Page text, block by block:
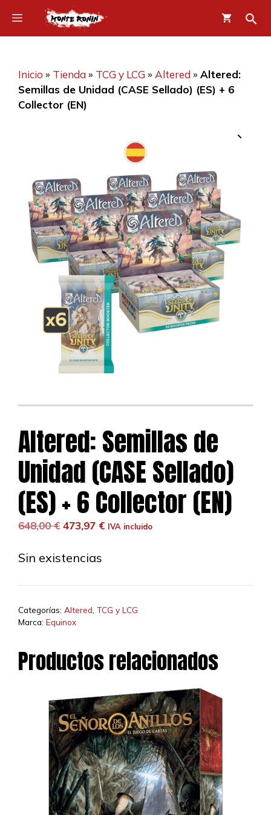
contenido
Menú
Inicio » Tienda» TCG y LCG » Altered » Altered:
Semillas de Unidad (CASE Sellado) (ES) + 6
Collector (EN)
Altered: Semillas de
Unidad (CASE Sellado)
(ES) + 6 Collector (EN)
648,00€ El
original
648,00 €.
473,97 €El
473,97 €.
IVA incluido
Sin existencias
Categorías: Altered TCG y LCG
Marca: Equinox
Productos relacionados